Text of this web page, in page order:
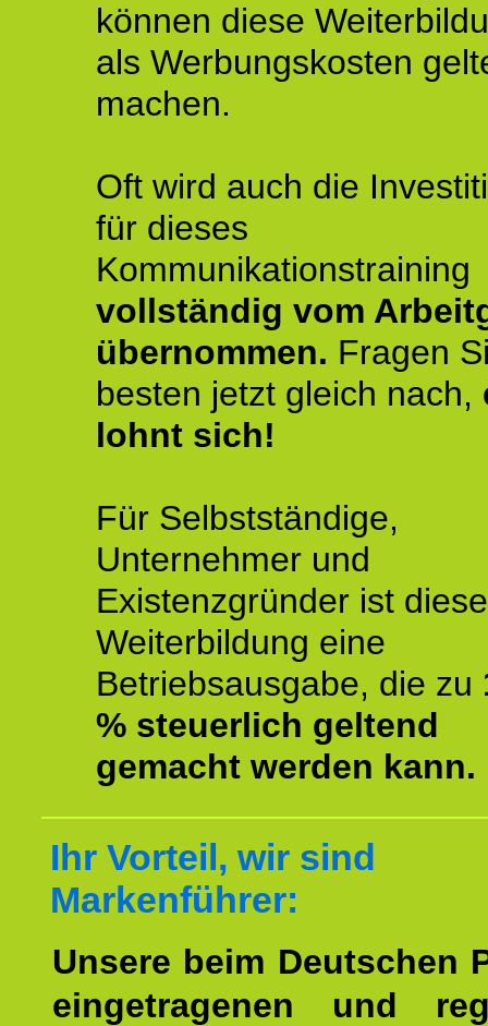
können diese
als Werbungskosten
machen.
Oft wird auch die
für dieses
Kommunikationstraining
vollständig vom
übernommen. Fragen
besten jetzt gleich nach,
lohnt sich!
Für Selbstständige,
Unternehmer und
Existenzgründer ist diese
Weiterbildung eine
Betriebsausgabe, die zu
% steuerlich geltend
gemacht werden kann.
Ihr Vorteil, wir sind
Markenführer:
Unsere beim Deutschen
eingetragenen und